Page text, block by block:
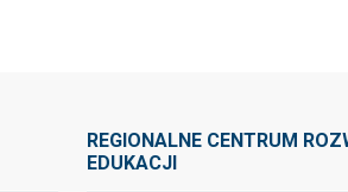
REGIONALNE CENTRUM
EDUKACJI